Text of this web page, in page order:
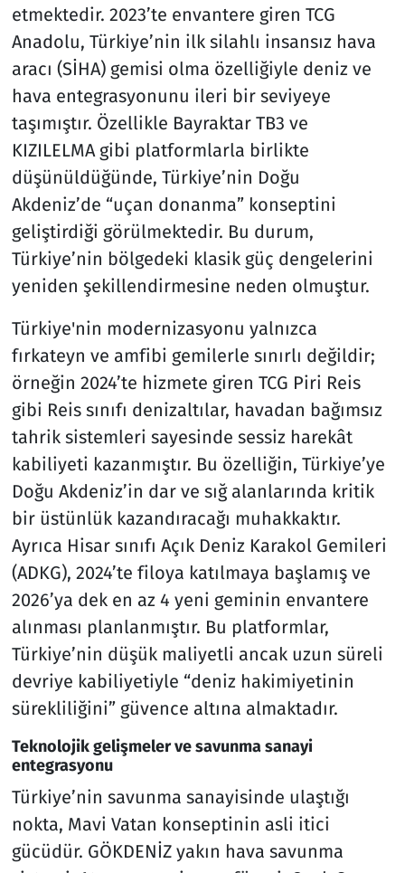
etmektedir. 2023’te envantere giren TCG
Anadolu, Türkiye’nin ilk silahlı insansız hava
aracı (SİHA) gemisi olma özelliğiyle deniz ve
hava entegrasyonunu ileri bir seviyeye
taşımıştır. Özellikle Bayraktar TB3 ve
KIZILELMA gibi platformlarla birlikte
düşünüldüğünde, Türkiye’nin Doğu
Akdeniz’de “uçan donanma” konseptini
geliştirdiği görülmektedir. Bu durum,
Türkiye’nin bölgedeki klasik güç dengelerini
yeniden şekillendirmesine neden olmuştur.
Türkiye'nin modernizasyonu yalnızca
fırkateyn ve amfibi gemilerle sınırlı değildir;
örneğin 2024’te hizmete giren TCG Piri Reis
gibi Reis sınıfı denizaltılar, havadan bağımsız
tahrik sistemleri sayesinde sessiz harekât
kabiliyeti kazanmıştır. Bu özelliğin, Türkiye’ye
Doğu Akdeniz’in dar ve sığ alanlarında kritik
bir üstünlük kazandıracağı muhakkaktır.
Ayrıca Hisar sınıfı Açık Deniz Karakol Gemileri
(ADKG), 2024’te filoya katılmaya başlamış ve
2026’ya dek en az 4 yeni geminin envantere
alınması planlanmıştır. Bu platformlar,
Türkiye’nin düşük maliyetli ancak uzun süreli
devriye kabiliyetiyle “deniz hakimiyetinin
sürekliliğini” güvence altına almaktadır.
Teknolojik gelişmeler ve savunma sanayi
entegrasyonu
Türkiye’nin savunma sanayisinde ulaştığı
nokta, Mavi Vatan konseptinin asli itici
gücüdür. GÖKDENİZ yakın hava savunma